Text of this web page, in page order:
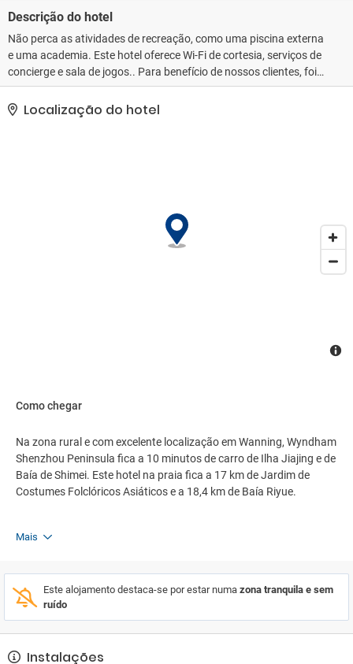
Descrição do hotel
Não perca as atividades de recreação, como uma piscina externa
e uma academia. Este hotel oferece Wi-Fi de cortesia, serviços de
concierge e sala de jogos.. Para benefício de nossos clientes, foi
disponibilizada uma classificação com base em nosso sistema..
As comodidades presentes incluem um business center, check-in
expresso e check-out expresso. Hotel possui um espaço de 24
Localização do hotel
Como chegar
Na zona rural e com excelente localização em Wanning, Wyndham
Shenzhou Peninsula fica a 10 minutos de carro de Ilha Jiajing e de
Baía de Shimei. Este hotel na praia fica a 17 km de Jardim de
Costumes Folclóricos Asiáticos e a 18,4 km de Baía Riyue.
Mais
Este alojamento destaca-se por estar numa zona tranquila e sem
ruído
Instalações